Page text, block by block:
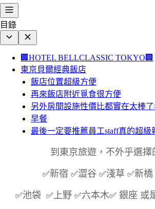
目錄
🏢HOTEL BELLCLASSIC TOKYO🏢
東京貝爾經典飯店
飯店位置超級方便
再來飯店附近覓食很方便
另外房間設施性價比都實在太棒
早餐
最後一定要推薦員工staff真的超級
到東京旅遊，不外乎選擇
✅新宿 ✅澀谷 ✅淺草 ✅新橋
✅池袋 ✅ 上野 ✅六本木✅ 銀座 或